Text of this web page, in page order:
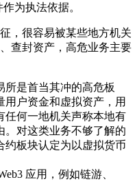
为执法依据。
，很容易被某些地方机关
查封资产，高危业务主要
所是首当其冲的高危板
户资金和虚拟资产，用
任何一地机关声称本地有
。对这类业务不够了解的
约板块认定为以虚拟货币
应用，例如链游、